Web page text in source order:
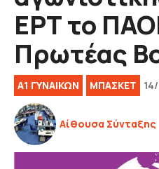
ΕΡΤ το
Πρωτέας
Α1 ΓΥΝΑΙΚΏΝ ΜΠΑΣΚΕΤ
Αίθουσα Σύνταξης